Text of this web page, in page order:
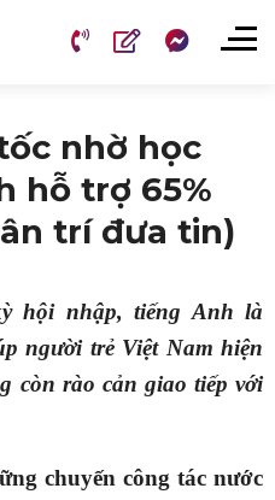
nhờ học
hỗ trợ 65%
trí đưa tin)
hội nhập, tiếng Anh là
người trẻ Việt Nam hiện
còn rào cản giao tiếp với
chuyến công tác nước